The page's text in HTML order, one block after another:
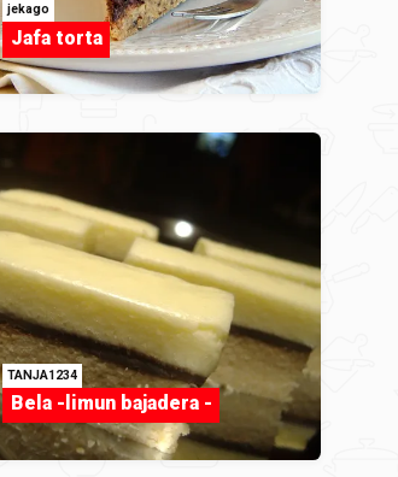
jekago
Jafa torta
TANJA1234
Bela -limun bajadera -